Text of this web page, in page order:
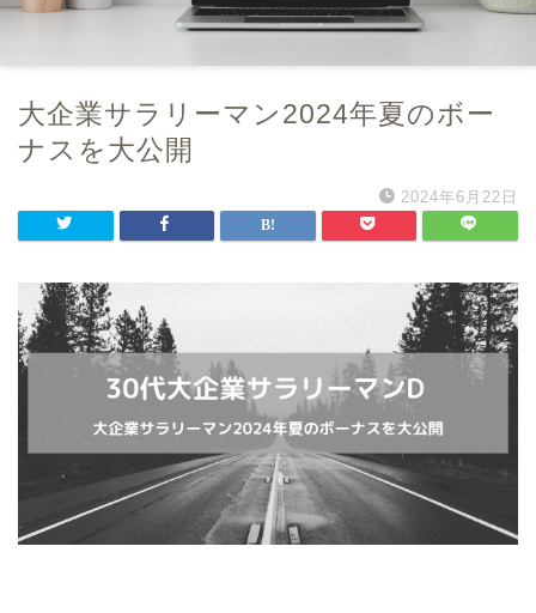
大企業サラリーマン2024年夏のボー
ナスを大公開
2024年6月22日